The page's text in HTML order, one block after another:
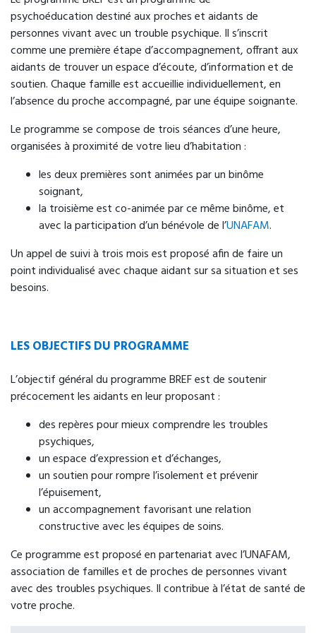
Régul'Psy
Orientation vers une prise en charge
téléphonique par des professionnels de santé
mentale permettant une évaluation rapide et une
orientation adaptée.
psychoéducation destiné aux proches et aidants de
personnes vivant avec un trouble psychique. Il s’inscrit
comme une première étape d’accompagnement, offrant aux
aidants de trouver un espace d’écoute, d’information et de
soutien. Chaque famille est accueillie individuellement, en
l’absence du proche accompagné, par une équipe soignante.
Le programme se compose de trois séances d’une heure,
organisées à proximité de votre lieu d’habitation :
les deux premières sont animées par un binôme
soignant,
la troisième est co-animée par ce même binôme, et
avec la participation d’un bénévole de l’UNAFAM.
Un appel de suivi à trois mois est proposé afin de faire un
point individualisé avec chaque aidant sur sa situation et ses
besoins.
LES OBJECTIFS DU PROGRAMME
L’objectif général du programme BREF est de soutenir
précocement les aidants en leur proposant :
des repères pour mieux comprendre les troubles
psychiques,
un espace d’expression et d’échanges,
un soutien pour rompre l’isolement et prévenir
l’épuisement,
un accompagnement favorisant une relation
constructive avec les équipes de soins.
Ce programme est proposé en partenariat avec l’UNAFAM,
association de familles et de proches de personnes vivant
avec des troubles psychiques. Il contribue à l’état de santé de
votre proche.